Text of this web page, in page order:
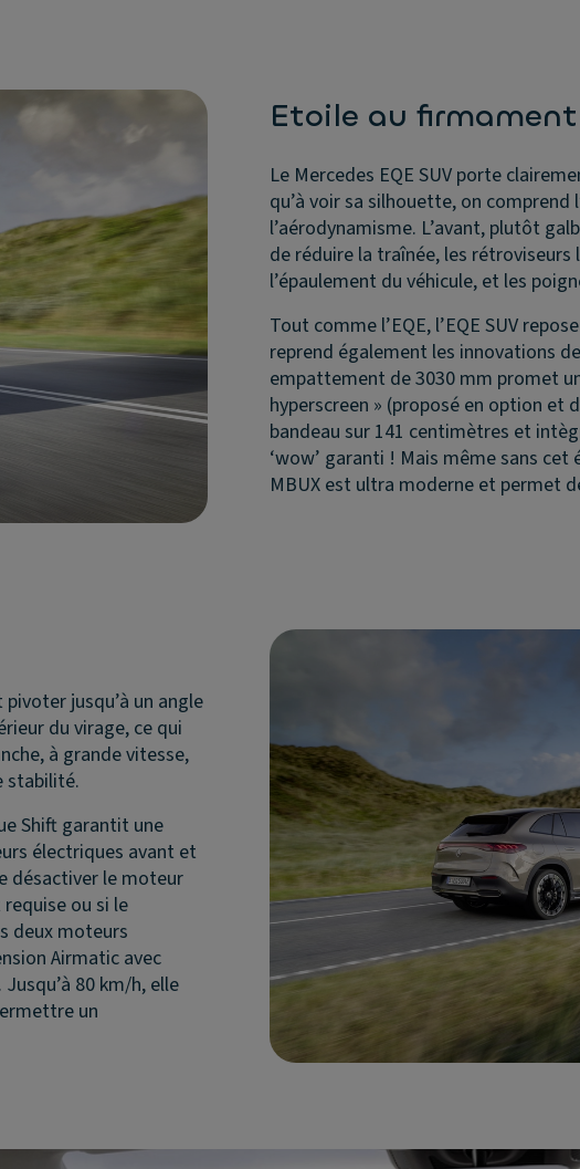
Etoile au firmament
Le Mercedes EQE SUV porte
qu’à voir sa silhouette, on comprend
l’aérodynamisme. L’avant, plutôt
de réduire la traînée, les
l’épaulement du véhicule, et les
Tout comme l’EQE, l’EQE SUV
reprend également les innovations de
empattement de 3030 mm promet
hyperscreen » (proposé en option et
bandeau sur 141 centimètres et
‘wow’ garanti ! Mais même sans
MBUX est ultra moderne et permet
jusqu’à un angle
du virage, ce qui
à grande vitesse,
stabilité.
Shift garantit une
électriques avant et
désactiver le moteur
ou si le
deux moteurs
Airmatic avec
80 km/h, elle
un